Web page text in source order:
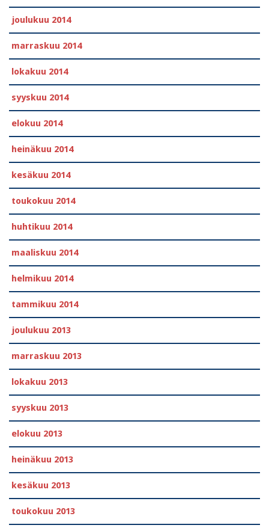
joulukuu 2014
marraskuu 2014
lokakuu 2014
syyskuu 2014
elokuu 2014
heinäkuu 2014
kesäkuu 2014
toukokuu 2014
huhtikuu 2014
maaliskuu 2014
helmikuu 2014
tammikuu 2014
joulukuu 2013
marraskuu 2013
lokakuu 2013
syyskuu 2013
elokuu 2013
heinäkuu 2013
kesäkuu 2013
toukokuu 2013